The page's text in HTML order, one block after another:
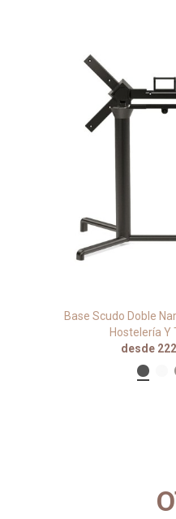
Base Scudo Doble
Hostelería Y
desde